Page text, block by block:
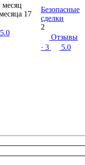
месяц
17
5.0
Безопасные
сделки
2
Отзывы
· 3
5.0